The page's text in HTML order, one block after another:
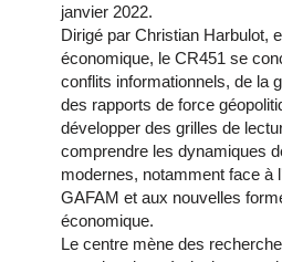
janvier 2022.
Dirigé par Christian Harbulot,
économique, le CR451 se
conflits informationnels, de la
des rapports de force
développer des grilles de
comprendre les dynamiques
modernes, notamment face à
GAFAM et aux nouvelles
économique.
Le centre mène des